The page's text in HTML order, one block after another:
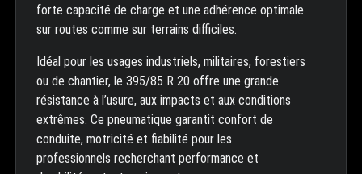
forte capacité de charge et une adhérence optimale
sur routes comme sur terrains difficiles.
Idéal pour les usages industriels, militaires, forestiers
ou de chantier, le 395/85 R 20 offre une grande
résistance à l’usure, aux impacts et aux conditions
extrêmes. Ce pneumatique garantit confort de
conduite, motricité et fiabilité pour les
professionnels recherchant performance et